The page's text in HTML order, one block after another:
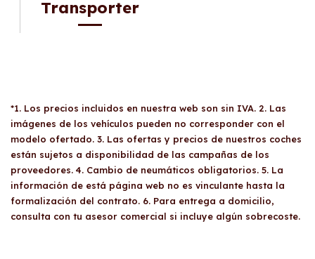
Transporter
*1. Los precios incluidos en nuestra web son sin IVA. 2. Las
imágenes de los vehículos pueden no corresponder con el
modelo ofertado. 3. Las ofertas y precios de nuestros coches
están sujetos a disponibilidad de las campañas de los
proveedores. 4. Cambio de neumáticos obligatorios. 5. La
información de está página web no es vinculante hasta la
formalización del contrato. 6. Para entrega a domicilio,
consulta con tu asesor comercial si incluye algún sobrecoste.